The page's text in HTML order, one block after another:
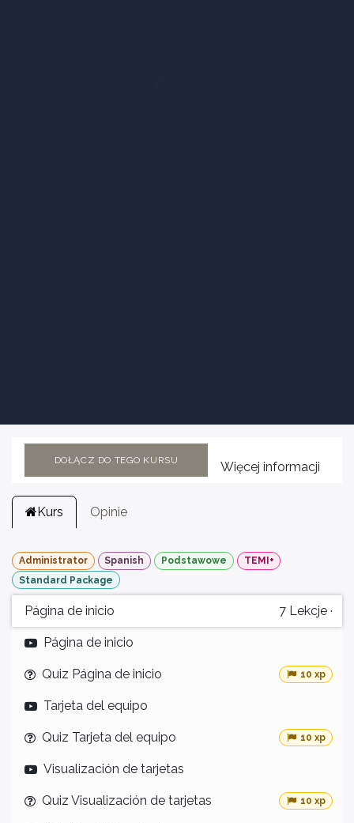
DOŁĄCZ DO TEGO KURSU Więcej informacji
Kurs Opinie
Administrator Spanish Podstawowe
TEMI+
Standard Package
Página de inicio 7 Lekcje ·
Página de inicio
Quiz Página de inicio 10 xp
Tarjeta del equipo
Quiz Tarjeta del equipo 10 xp
Visualización de tarjetas
Quiz Visualización de tarjetas 10 xp